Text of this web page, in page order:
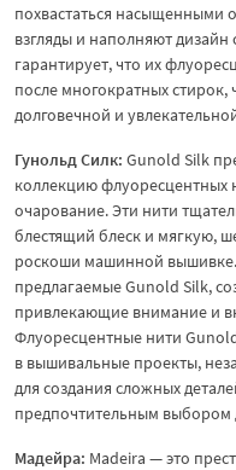
похвастаться насыщенными
взгляды и наполняют
гарантирует, что их
после многократных
долговечной и
Гунольд Силк: Gunold Silk
коллекцию флуоресцентных
очарование. Эти нити
блестящий блеск и мягкую,
роскоши машинной
предлагаемые Gunold Silk,
привлекающие внимание и
Флуоресцентные нити
в вышивальные проекты,
для создания сложных
предпочтительным выбором
Мадейра: Madeira — это